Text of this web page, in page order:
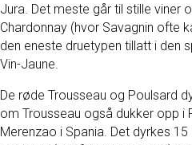
Jura. Det meste går til stille viner
Chardonnay (hvor Savagnin ofte
den eneste druetypen tillatt i den
Vin-Jaune.
De røde Trousseau og Poulsard
om Trousseau også dukker opp
Merenzao i Spania. Det dyrkes